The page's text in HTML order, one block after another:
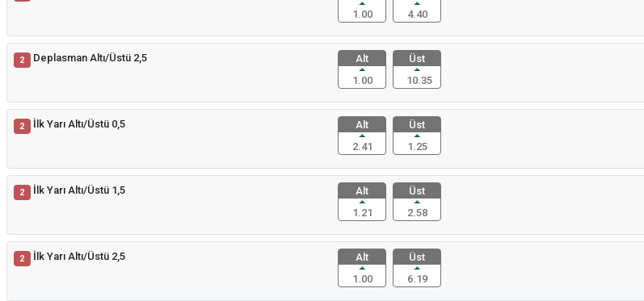
1.00
4.40
2 Deplasman Altı/Üstü 2,5
Alt
1.00
Üst
10.35
2 İlk Yarı Altı/Üstü 0,5
Alt
2.41
Üst
1.25
2 İlk Yarı Altı/Üstü 1,5
Alt
1.21
Üst
2.58
2 İlk Yarı Altı/Üstü 2,5
Alt
1.00
Üst
6.19